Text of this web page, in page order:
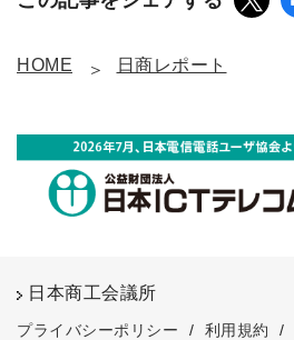
HOME 日商レポート
日本商工会議所
プライバシーポリシー / 利用規約 /